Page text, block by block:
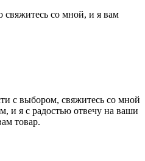
со мной, и я вам
с выбором, свяжитесь со мной
и я с радостью отвечу на ваши
товар.